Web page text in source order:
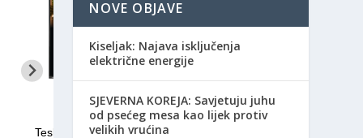
NOVE OBJAVE
Kiseljak: Najava isključenja
električne energije
SJEVERNA KOREJA: Savjetuju juhu
od psećeg mesa kao lijek protiv
velikih vrućina